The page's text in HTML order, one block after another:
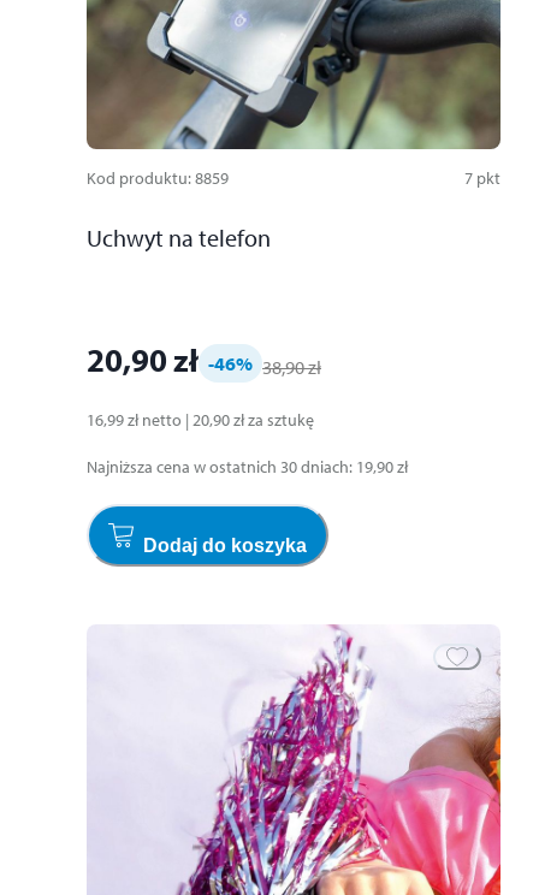
Kod produktu:8859 7 pkt
Uchwyt na telefon
20,90 zł -46% 38,90 zł
16,99 zł netto | 20,90 złza sztukę
Najniższa cena w ostatnich 30 dniach: 19,90 zł
Dodaj do koszyka